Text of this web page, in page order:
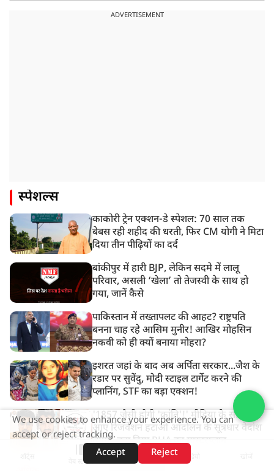
ADVERTISEMENT
स्पेशल्स
काकोरी ट्रेन एक्शन-डे स्पेशल: 70 साल तक
बेबस रही शहीद की धरती, फिर CM योगी ने मिटा
दिया तीन पीढ़ियों का दर्द
बांकीपुर में हारी BJP, लेकिन सदमे में लालू
परिवार, असली ‘खेला’ तो तेजस्वी के साथ हो
गया, जानें कैसे
पाकिस्तान में तख्तापलट की आहट? राष्ट्रपति
बनना चाह रहे आसिम मुनीर! आखिर मोहसिन
नकवी को ही क्यों बनाया मोहरा?
इशरत जहां के बाद अब अर्पिता सरकार...जैश के
रडार पर सुवेंदु, मोदी स्टाइल टार्गेट करने की
प्लानिंग, STF का बड़ा एक्शन!
'1857 जैसी होगी 'क्रांति'!' मीडिया के सामने
आए रिजर्वेशन हटाओ आंदोलन के सूत्रधार वेदांश
त्यागी, बता दिया RHA का मास्टरप्लान
वेब स्टोरीज़
We use cookies to enhance your experience. You can
accept or reject tracking.
Accept
Reject